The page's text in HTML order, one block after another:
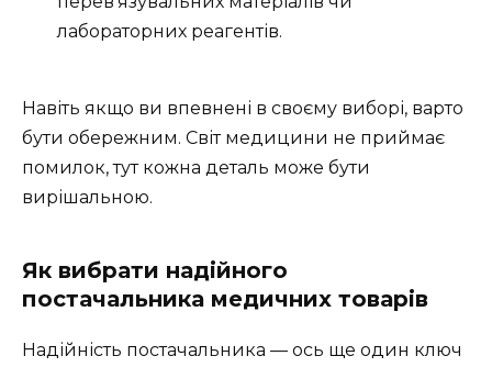
лабораторних реагентів.
Навіть якщо ви впевнені в своєму виборі, варто
бути обережним. Світ медицини не приймає
помилок, тут кожна деталь може бути
вирішальною.
Як вибрати надійного
постачальника медичних товарів
Надійність постачальника — ось ще один ключ